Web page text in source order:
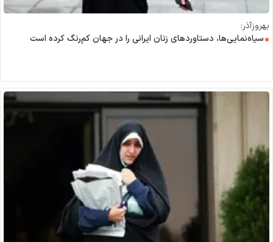
بهروزآذر:
سیاه‌نمایی‌ها، دستاورد‌های زنان ایرانی را در جهان کم‌رنگ کرده است